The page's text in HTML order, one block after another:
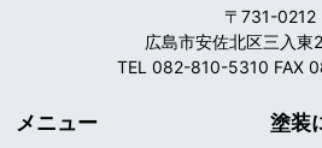
〒731-0212
広島市安佐北区三入
TEL 082-810-5310 FAX
メニュー 塗装